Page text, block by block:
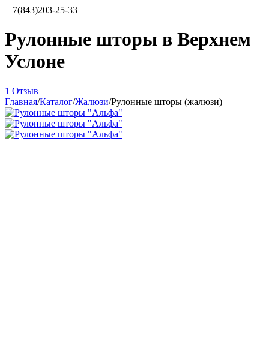
+7(843)203-25-33
Рулонные шторы в Верхнем
Услоне
1 Отзыв
Главная/Каталог/Жалюзи/Рулонные шторы (жалюзи)